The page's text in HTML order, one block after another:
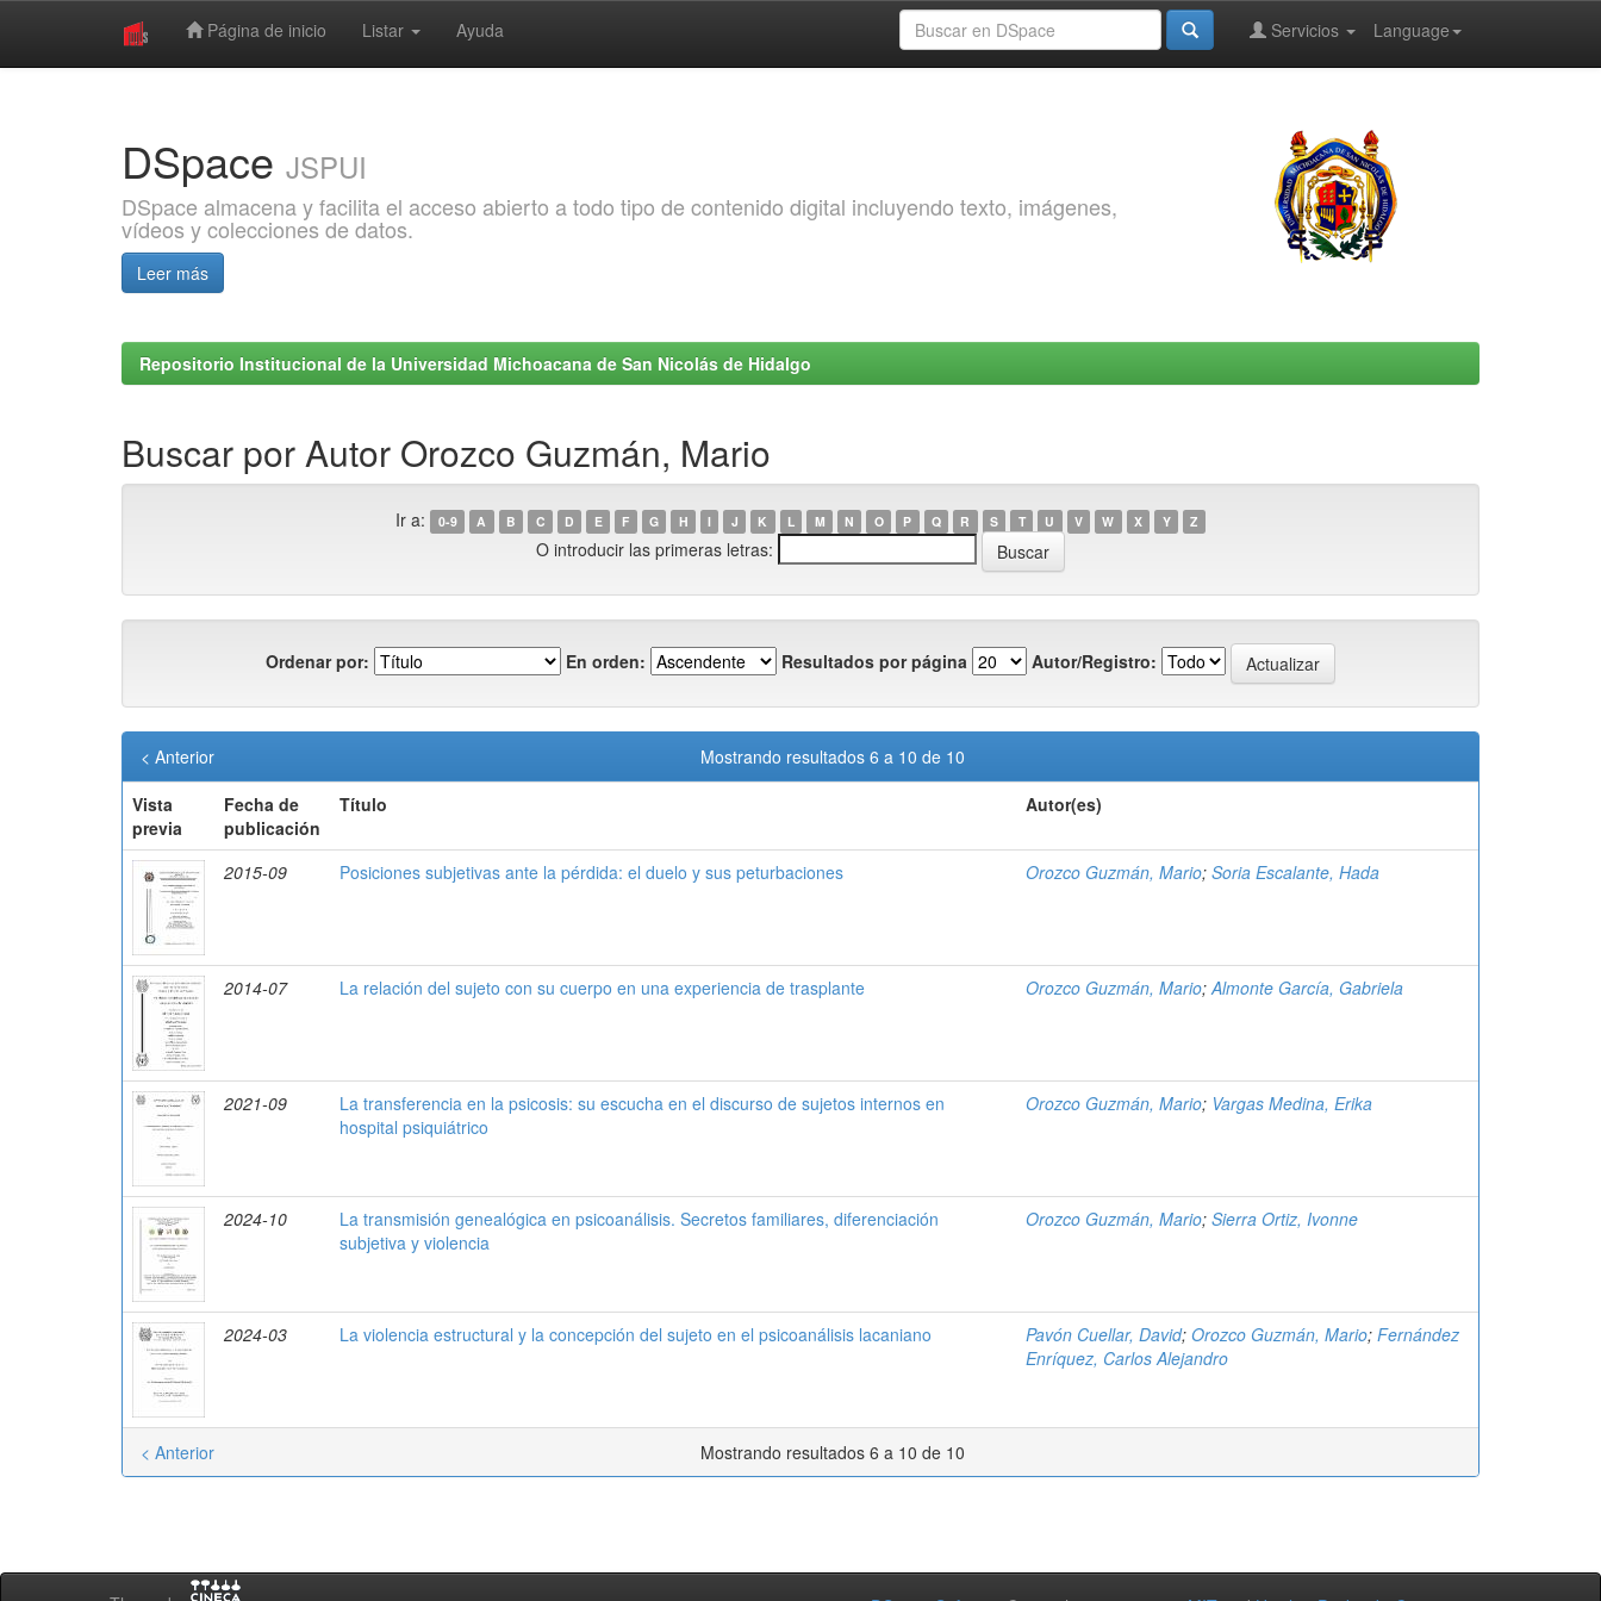
Página de inicio Listar Ayuda Language
Servicios
DSpace JSPUI
DSpace almacena y facilita el acceso abierto a todo tipo de contenido digital incluyendo texto, imágenes,
vídeos y colecciones de datos.
Leer más
Repositorio Institucional de la Universidad Michoacana de San Nicolás de Hidalgo
Buscar por Autor Orozco Guzmán, Mario
Ir a: 0-9 A B C D E F G H I J K L M N O P Q R S T U V W X Y Z
O introducir las primeras letras:
Ordenar por: En orden: Resultados por página Autor/Registro:
Mostrando resultados 6 a 10 de 10
< Anterior
Vista
previa
Fecha de
publicación
Título Autor(es)
2015-09 Posiciones subjetivas ante la pérdida: el duelo y sus peturbaciones Orozco Guzmán, Mario; Soria Escalante, Hada
2014-07 La relación del sujeto con su cuerpo en una experiencia de trasplante Orozco Guzmán, Mario;Almonte García, Gabriela
2021-09
La transferencia en la psicosis: su escucha en el discurso de sujetos internos en
hospital psiquiátrico
Orozco Guzmán, Mario; Vargas Medina, Erika
2024-10
La transmisión genealógica en psicoanálisis. Secretos familiares, diferenciación
subjetiva y violencia
Orozco Guzmán, Mario; Sierra Ortiz, Ivonne
2024-03 La violencia estructural y la concepción del sujeto en el psicoanálisis lacaniano Pavón Cuellar, David; Orozco Guzmán, Mario; Fernández
Enríquez, Carlos Alejandro
Mostrando resultados 6 a 10 de 10
< Anterior